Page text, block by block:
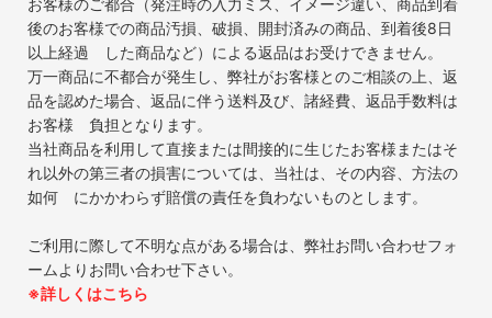
後のお客様での商品汚損、破損、開封済みの商品、到着後8日
以上経過 した商品など）による返品はお受けできません。
万一商品に不都合が発生し、弊社がお客様とのご相談の上、返
品を認めた場合、返品に伴う送料及び、諸経費、返品手数料は
お客様 負担となります。
当社商品を利用して直接または間接的に生じたお客様またはそ
れ以外の第三者の損害については、当社は、その内容、方法の
如何 にかかわらず賠償の責任を負わないものとします。
ご利用に際して不明な点がある場合は、弊社お問い合わせフォ
ームよりお問い合わせ下さい。
※詳しくはこちら